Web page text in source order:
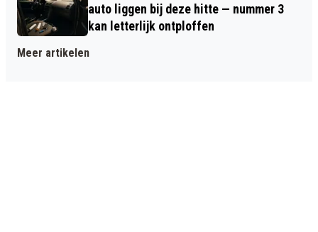
auto liggen bij deze hitte — nummer 3
kan letterlijk ontploffen
Meer artikelen